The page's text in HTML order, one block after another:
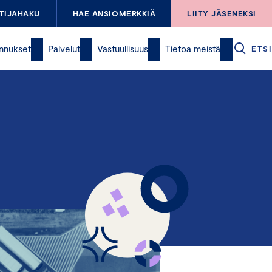
HAE ANSIOMERKKIÄ LIITY JÄSENEKSI
Palvelut Vastuullisuus Tietoa meistä ETSI